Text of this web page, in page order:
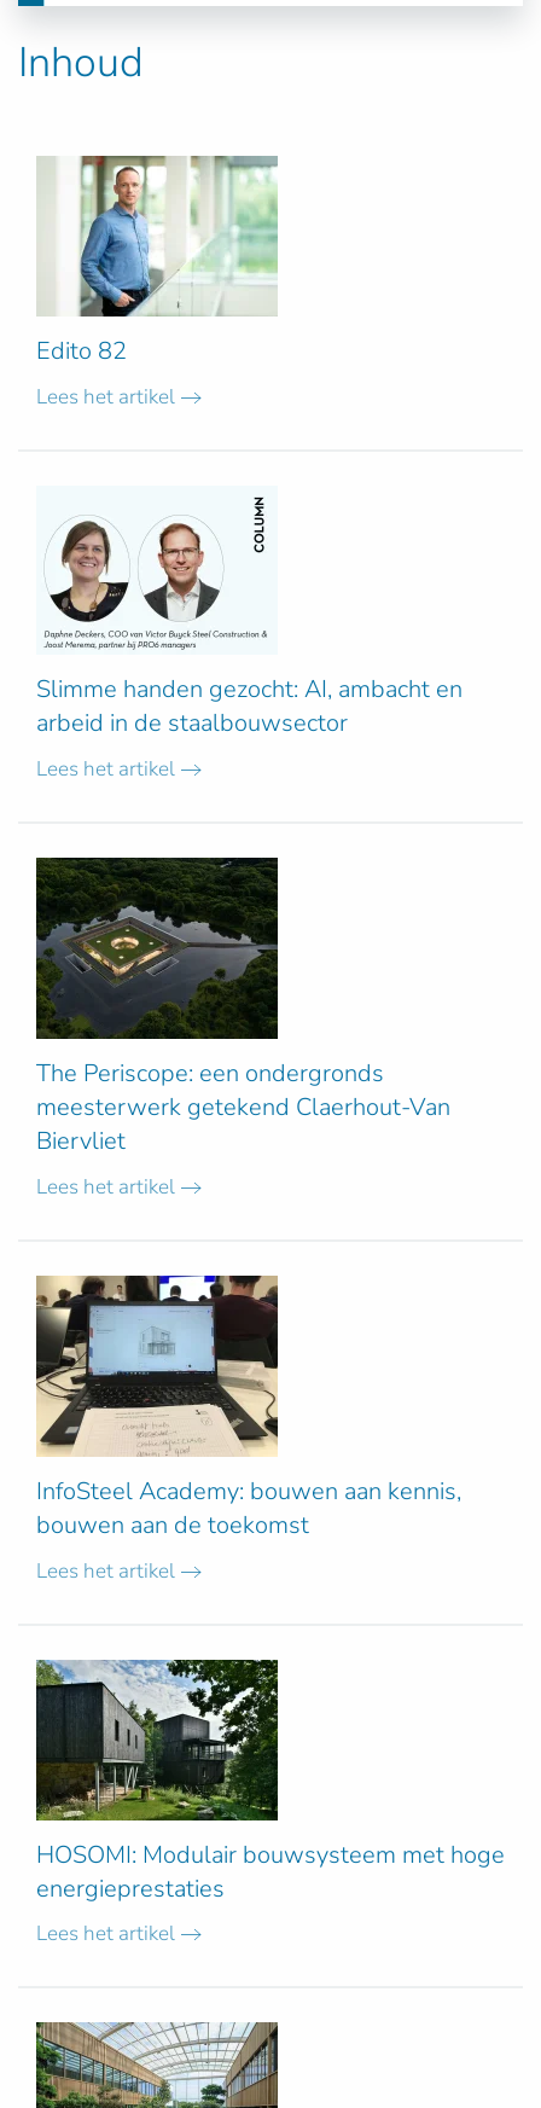
Inhoud
Edito 82
Lees het artikel
Slimme handen gezocht: AI, ambacht en
arbeid in de staalbouwsector
Lees het artikel
The Periscope: een ondergronds
meesterwerk getekend Claerhout-Van
Biervliet
Lees het artikel
InfoSteel Academy: bouwen aan kennis,
bouwen aan de toekomst
Lees het artikel
HOSOMI: Modulair bouwsysteem met hoge
energieprestaties
Lees het artikel